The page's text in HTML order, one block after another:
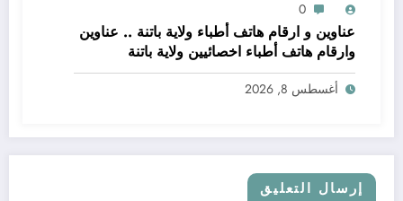
0
عناوين و ارقام هاتف أطباء ولاية باتنة .. عناوين
وارقام هاتف أطباء اخصائيين ولاية باتنة
أغسطس 8, 2026
إرسال التعليق